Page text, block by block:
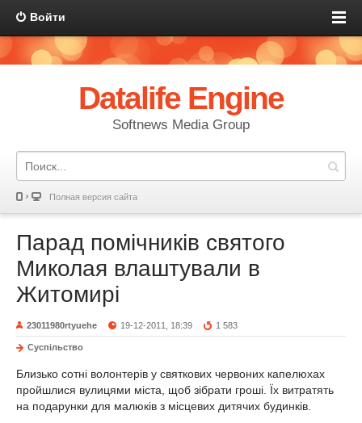
Войти
Datalife Engine
Softnews Media Group
Полная версия сайта
Парад помічників святого
Миколая влаштували в
Житомирі
23011980rtyuehe 19-12-2011, 18:39 1 583
Суспільство
Близько сотні волонтерів у святкових червоних капелюхах
пройшлися вулицями міста, щоб зібрати гроші. Їх витратять
на подарунки для малюків з місцевих дитячих будинків.